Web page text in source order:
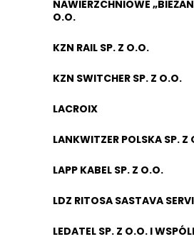
NAWIERZCHNIOWE
O.O.
KZN RAIL SP. Z O.O.
KZN SWITCHER SP. Z O.O.
LACROIX
LANKWITZER POLSKA SP. Z
LAPP KABEL SP. Z O.O.
LDZ RITOSA SASTAVA
LEDATEL SP. Z O.O. I